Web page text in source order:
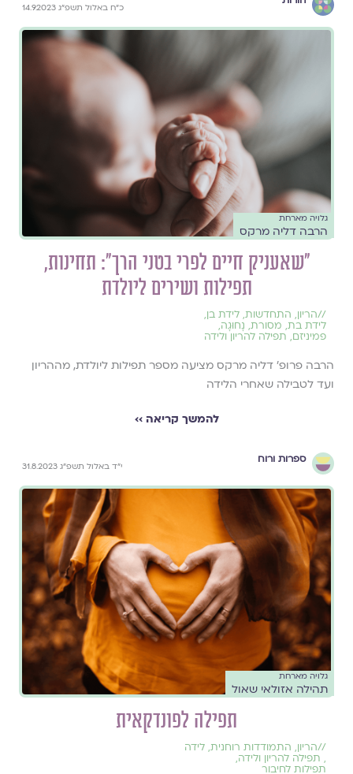
כ״ח באלול תשפ״ג 14.9.2023
גלויה מארחת
הרבה דליה מרקס
"שאעניק חיים לפרי בטני הרך": תחינות,
תפילות ושירים ליולדת
//הריון, התחדשות, לידת בן,
לידת בת, מסורת, נָחוּגָה,
פמיניזם, תפילה להריון ולידה
הרבה פרופ׳ דליה מרקס מציעה מספר תפילות ליולדת, מההריון
ועד לטבילה שאחרי הלידה
להמשך קריאה ››
ספרות ורוח
י״ד באלול תשפ״ג 31.8.2023
גלויה מארחת
תהילה אזולאי שאול
תפילה לפונדקאית
//הריון, התמודדות רוחנית, לידה
, תפילה להריון ולידה,
תפילות לחיבור